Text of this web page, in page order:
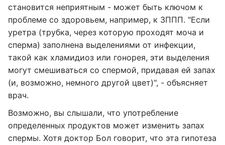
становится неприятным - может быть ключом к
проблеме со здоровьем, например, к ЗППП. "Если
уретра (трубка, через которую проходят моча и
сперма) заполнена выделениями от инфекции,
такой как хламидиоз или гонорея, эти выделения
могут смешиваться со спермой, придавая ей запах
(и, возможно, немного другой цвет)", - объясняет
врач.
Возможно, вы слышали, что употребление
определенных продуктов может изменить запах
спермы. Хотя доктор Бол говорит, что эта гипотеза